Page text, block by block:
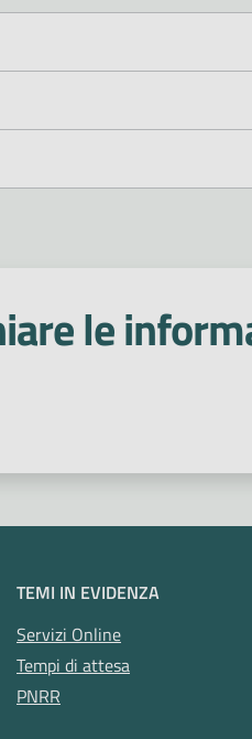
le
1 a 5 stelle
TEMI IN EVIDENZA
Servizi Online
Tempi di attesa
PNRR